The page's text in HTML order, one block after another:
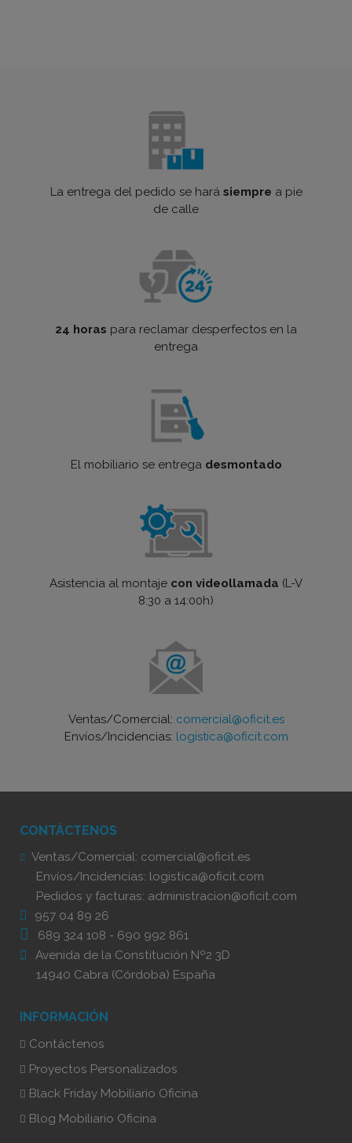
La entrega del pedido se hará siempre a pie
de calle
24 horas para reclamar desperfectos en la
entrega
El mobiliario se entrega desmontado
Asistencia al montaje con videollamada (L-V
8:30 a 14:00h)
Ventas/Comercial: comercial@oficit.es
Envíos/Incidencias: logistica@oficit.com
CONTÁCTENOS
Ventas/Comercial: comercial@oficit.es
Envíos/Incidencias: logistica@oficit.com
Pedidos y facturas: administracion@oficit.com
957 04 89 26
689 324 108 - 690 992 861
Avenida de la Constitución Nº2 3D
14940 Cabra (Córdoba) España
INFORMACIÓN
Contáctenos
Proyectos Personalizados
Black Friday Mobiliario Oficina
Blog Mobiliario Oficina